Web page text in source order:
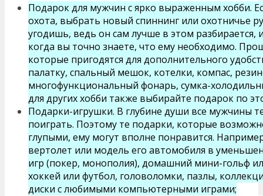
Подарок для мужчин с ярко выраженным хобби.
охота, выбрать новый спиннинг или охотничье
угодишь, ведь он сам лучше в этом разбирается,
когда вы точно знаете, что ему необходимо.
которые пригодятся для дополнительного
палатку, спальный мешок, котелки, компас,
многофункциональный фонарь, сумка-
для других хобби также выбирайте подарок по
Подарки-игрушки. В глубине души все мужчины
поиграть. Поэтому те подарки, которые
глупыми, ему могут вполне понравится.
вертолет или модель его автомобиля в
игр (покер, монополия), домашний мини-гольф
хоккей или футбол, головоломки, пазлы,
диски с любимыми компьютерными играми;